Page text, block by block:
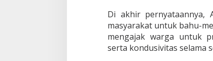
Di akhir pernyataannya,
masyarakat untuk bahu-
mengajak warga untuk
serta kondusivitas selama